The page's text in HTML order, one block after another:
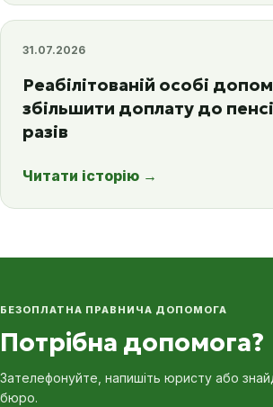
31.07.2026
Реабілітованій особі
збільшити доплату до
разів
Читати історію →
БЕЗОПЛАТНА ПРАВНИЧА ДОПОМОГА
Потрібна допомога?
Зателефонуйте, напишіть юристу або
бюро.